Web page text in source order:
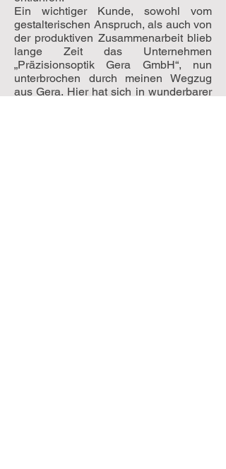
Ein wichtiger Kunde, sowohl vom
gestalterischen Anspruch, als auch von
der produktiven Zusammenarbeit blieb
lange Zeit das Unternehmen
„Präzisionsoptik Gera GmbH“, nun
unterbrochen durch meinen Wegzug
aus Gera. Hier hat sich in wunderbarer